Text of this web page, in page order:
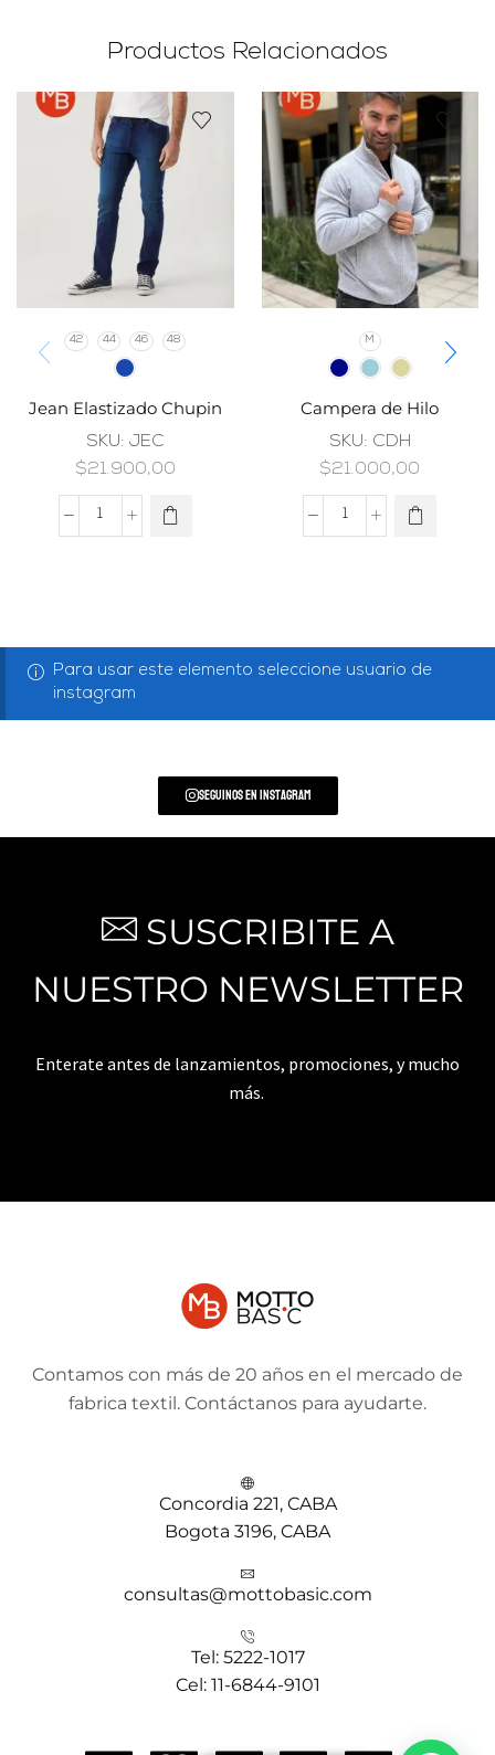
Productos Relacionados
42 44 46 48
Jean Elastizado Chupin
SKU: JEC
$21.900,00
M
Campera de Hilo
SKU: CDH
$21.000,00
Para usar este elemento seleccione usuario de
instagram
Seguinos en Instagram
SUSCRIBITE A
NUESTRO NEWSLETTER
Enterate antes de lanzamientos, promociones, y mucho
más.
Contamos con más de 20 años en el mercado de
fabrica textil. Contáctanos para ayudarte.
Concordia 221, CABA
Bogota 3196, CABA
consultas@mottobasic.com
Tel: 5222-1017
Cel: 11-6844-9101